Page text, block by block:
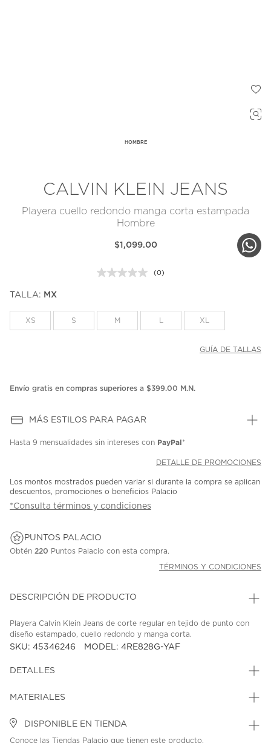
HOMBRE
CALVIN KLEIN JEANS
Playera cuello redondo manga corta estampada
Hombre
$1,099.00
Sin
la
misma
(0)
TALLA: MX
XS S M XL
GUÍA DE TALLAS
Envío gratis en compras superiores a $399.00 M.N.
MÁS ESTILOS PARA PAGAR
Hasta 9 mensualidades sin intereses con PayPal*
DETALLE DE PROMOCIONES
Los montos mostrados pueden variar si durante la compra se aplican
descuentos, promociones o beneficios Palacio
*Consulta términos y condiciones
PUNTOS PALACIO
Obtén 220 Puntos Palacio con esta compra.
TÉRMINOS Y CONDICIONES
DESCRIPCIÓN DE PRODUCTO
Playera Calvin Klein Jeans de corte regular en tejido de punto con
diseño estampado, cuello redondo y manga corta.
SKU: 45346246 MODEL: 4RE828G-YAF
DETALLES
MATERIALES
DISPONIBLE EN TIENDA
Conoce las Tiendas Palacio que tienen este producto.